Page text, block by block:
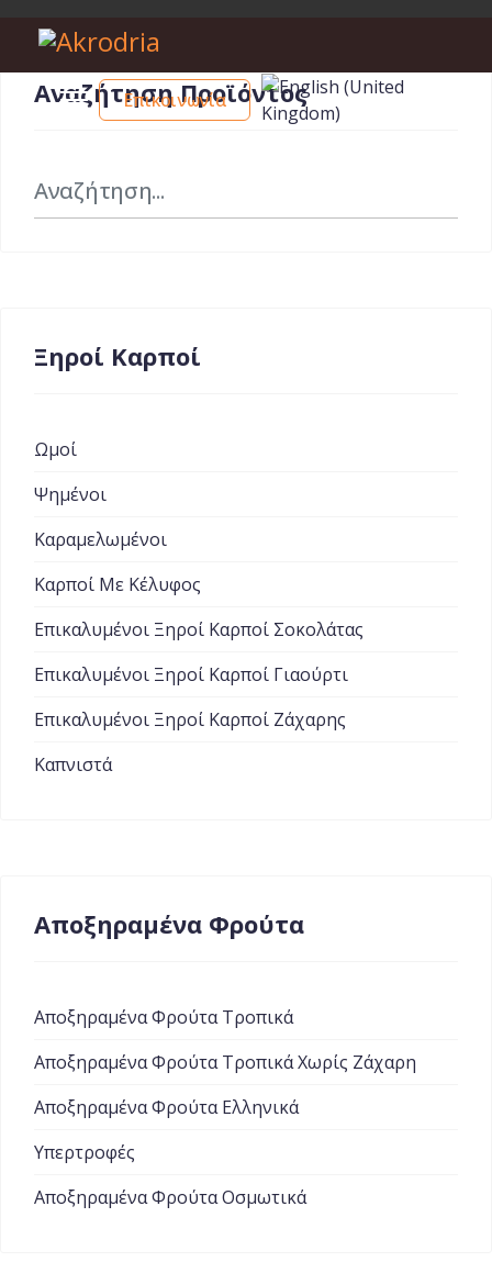
Επικοινωνία
Αναζήτηση Προϊόντος
Αναζήτηση
Ξηροί Καρποί
Ωμοί
Ψημένοι
Καραμελωμένοι
Καρποί Με Κέλυφος
Επικαλυμένοι Ξηροί Καρποί Σοκολάτας
Επικαλυμένοι Ξηροί Καρποί Γιαούρτι
Επικαλυμένοι Ξηροί Καρποί Ζάχαρης
Καπνιστά
Αποξηραμένα Φρούτα
Αποξηραμένα Φρούτα Τροπικά
Αποξηραμένα Φρούτα Τροπικά Χωρίς Ζάχαρη
Αποξηραμένα Φρούτα Ελληνικά
Υπερτροφές
Αποξηραμένα Φρούτα Οσμωτικά